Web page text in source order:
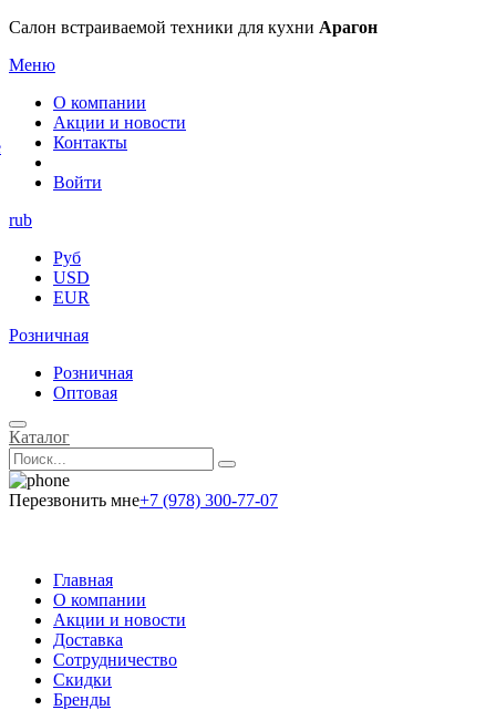
Салон встраиваемой техники для кухни Арагон
Меню
О компании
Акции и новости
Контакты
Войти
rub
Руб
USD
EUR
Розничная
Розничная
Оптовая
Каталог
Перезвонить мне+7 (978) 300-77-07
Главная
О компании
Акции и новости
Доставка
Сотрудничество
Скидки
Бренды